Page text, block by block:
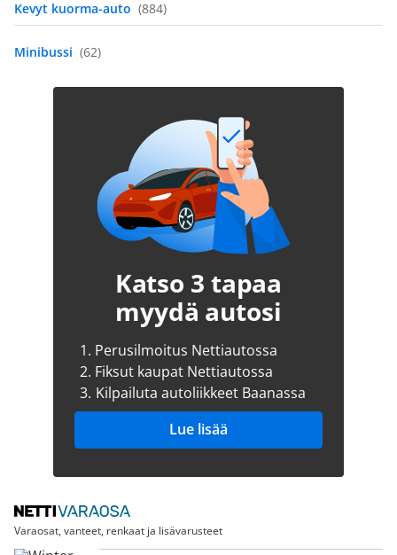
(884)
(62)
Katso 3 tapaa
myydä autosi
1. Perusilmoitus Nettiautossa
2. Fiksut kaupat Nettiautossa
3. Kilpailuta autoliikkeet Baanassa
Lue lisää
Varaosat, vanteet, renkaat ja lisävarusteet